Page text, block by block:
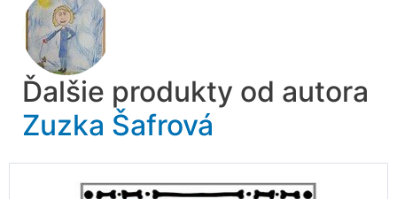
Ďalšie produkty od autora
Zuzka Šafrová